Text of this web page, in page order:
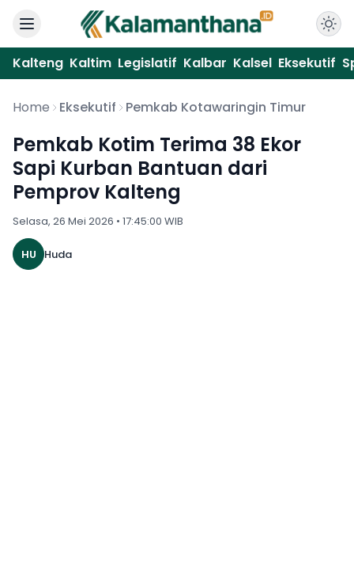
Kalteng Kaltim Legislatif Kalbar Kalsel Eksekutif
Home Eksekutif Pemkab Kotawaringin Timur
Pemkab Kotim Terima 38 Ekor
Sapi Kurban Bantuan dari
Pemprov Kalteng
Selasa, 26 Mei 2026 • 17:45:00 WIB
HU Huda